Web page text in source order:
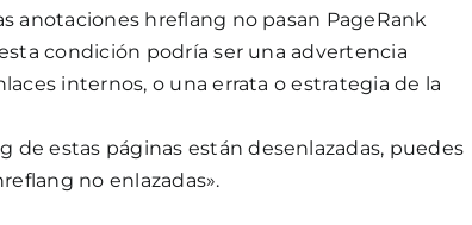
anotaciones hreflang no pasan PageRank
condición podría ser una advertencia
internos, o una errata o estrategia de la
de estas páginas están desenlazadas, puedes
no enlazadas».